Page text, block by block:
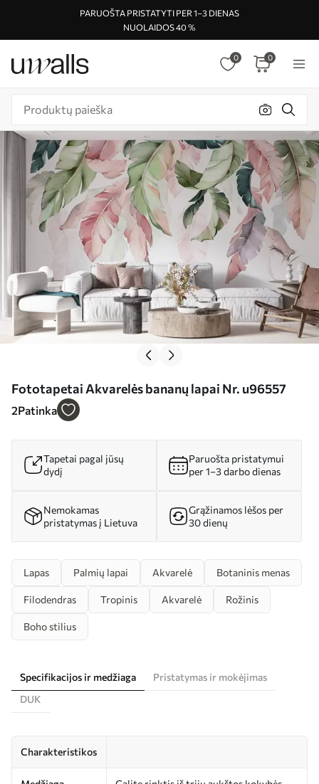
PARUOŠTA PRISTATYTI PER 1–3 DIENAS
NUOLAIDOS 40 %
0 0
Fototapetai Akvarelės bananų lapai Nr. u96557
2Patinka
Tapetai pagal jūsų
dydį
Paruošta pristatymui
per 1–3 darbo dienas
Nemokamas
pristatymas į Lietuva
Grąžinamos lėšos per
30 dienų
Lapas Palmių lapai Akvarelė Botaninis menas
Filodendras Tropinis Akvarelė Rožinis
Boho stilius
Specifikacijos ir medžiaga
Pristatymas ir mokėjimas
DUK
Charakteristikos